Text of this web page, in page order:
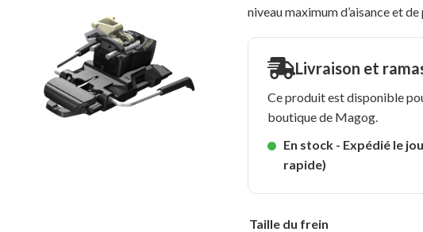
niveau maximum d’aisance et de
Livraison et
Ce produit est disponible
boutique de Magog.
En stock - Expédié le
rapide)
Taille du frein